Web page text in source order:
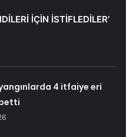
İÇİN İSTİFLEDİLER’
4 itfaiye eri